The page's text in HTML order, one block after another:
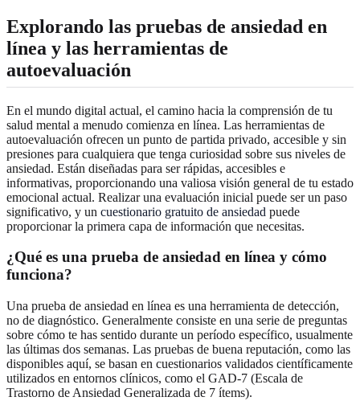
Explorando las pruebas de ansiedad en
línea y las herramientas de
autoevaluación
En el mundo digital actual, el camino hacia la comprensión de tu
salud mental a menudo comienza en línea. Las herramientas de
autoevaluación ofrecen un punto de partida privado, accesible y sin
presiones para cualquiera que tenga curiosidad sobre sus niveles de
ansiedad. Están diseñadas para ser rápidas, accesibles e
informativas, proporcionando una valiosa visión general de tu estado
emocional actual. Realizar una evaluación inicial puede ser un paso
significativo, y un cuestionario gratuito de ansiedad puede
proporcionar la primera capa de información que necesitas.
¿Qué es una prueba de ansiedad en línea y cómo
funciona?
Una prueba de ansiedad en línea es una herramienta de detección,
no de diagnóstico. Generalmente consiste en una serie de preguntas
sobre cómo te has sentido durante un período específico, usualmente
las últimas dos semanas. Las pruebas de buena reputación, como las
disponibles aquí, se basan en cuestionarios validados científicamente
utilizados en entornos clínicos, como el GAD-7 (Escala de
Trastorno de Ansiedad Generalizada de 7 ítems).